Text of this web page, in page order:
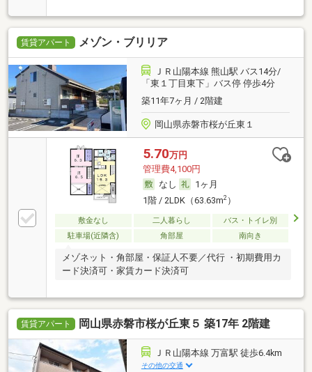
賃貸アパート メゾン・ブリリア
ＪＲ山陽本線 熊山駅 バス14分/
「東１丁目東下」バス停 停歩4分
築11年7ヶ月 / 2階建
岡山県赤磐市桜が丘東１
5.70万円
管理費4,100円
なし
1ヶ月
1階 / 2LDK（63.63m2）
敷金なし 二人暮らし
バス・トイレ別
駐車場(近隣含)
角部屋 南向き
メゾネット・角部屋・保証人不要／代行 ・初期費用カ
ード決済可・家賃カード決済可
賃貸アパート 岡山県赤磐市桜が丘東５ 築17年 2階建
ＪＲ山陽本線 万富駅 徒歩6.4km
その他の交通